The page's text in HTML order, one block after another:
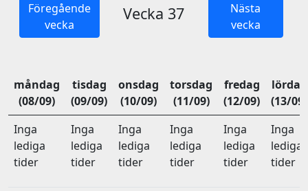
Föregående
vecka
Vecka 37
Nästa
vecka
måndag
(08/09)
tisdag
(09/09)
onsdag
(10/09)
torsdag
(11/09)
fredag
(12/09)
lördag
(13/09)
Inga
lediga
tider
Inga
lediga
tider
Inga
lediga
tider
Inga
lediga
tider
Inga
lediga
tider
Inga
lediga
tider